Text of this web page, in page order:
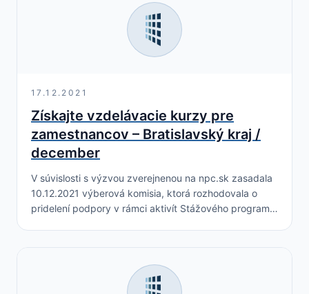
17.12.2021
Získajte vzdelávacie kurzy pre
zamestnancov – Bratislavský kraj /
december
V súvislosti s výzvou zverejnenou na npc.sk zasadala
10.12.2021 výberová komisia, ktorá rozhodovala o
pridelení podpory v rámci aktivít Stážového programu.